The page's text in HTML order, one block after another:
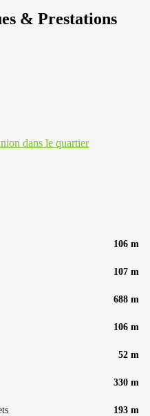
& Prestations
dans le quartier
106 m
107 m
688 m
106 m
52 m
330 m
193 m